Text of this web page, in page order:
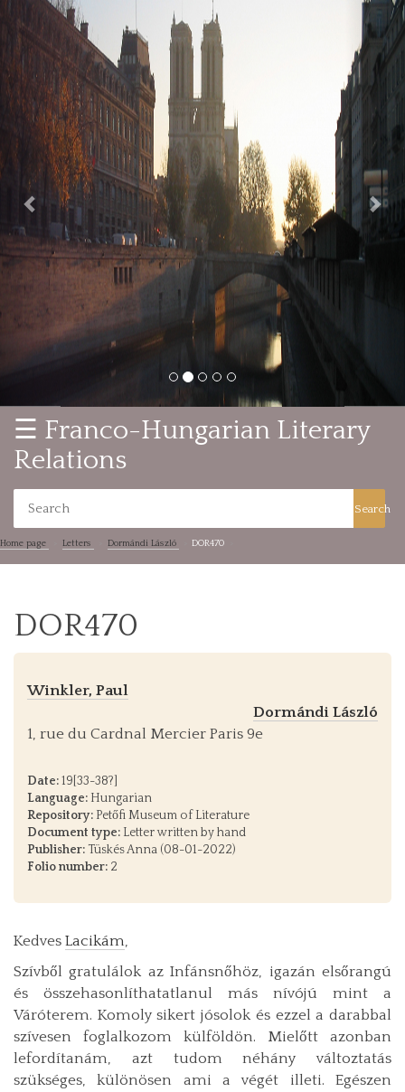
Previous
☰ Franco-Hungarian Literary
Relations
Search
Home page Letters Dormándi László DOR470
DOR470
Winkler, Paul
Dormándi László
1, rue du Cardnal Mercier Paris 9e
Date:19[33-38?]
Language: Hungarian
Repository: Petőfi Museum of Literature
Document type: Letter written by hand
Publisher: Tüskés Anna (08-01-2022)
Folio number: 2
Kedves Lacikám,
Szívből gratulálok az Infánsnőhöz, igazán elsőrangú
és összehasonlíthatatlanul más nívójú mint a
Váróterem. Komoly sikert jósolok és ezzel a darabbal
szívesen foglalkozom külföldön. Mielőtt azonban
lefordítanám, azt tudom néhány változtatás
szükséges, különösen ami a végét illeti. Egészen